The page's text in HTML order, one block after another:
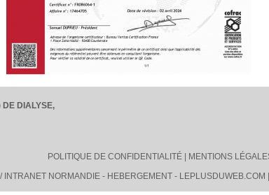
DE DIALYSE,
POLITIQUE DE CONFIDENTIALITÉ MENTIONS
INTRANET NORMANDIE - HEBERGEMENT - LEPLUSDUWEB.COM